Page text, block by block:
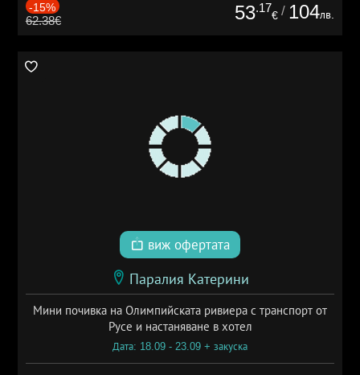
-15%
62.38€ 53.17
€ / 104лв.
виж офертата
Паралия Катерини
Мини почивка на Олимпийската ривиера с транспорт от
Русе и настаняване в хотел
Дата: 18.09 - 23.09 + закуска